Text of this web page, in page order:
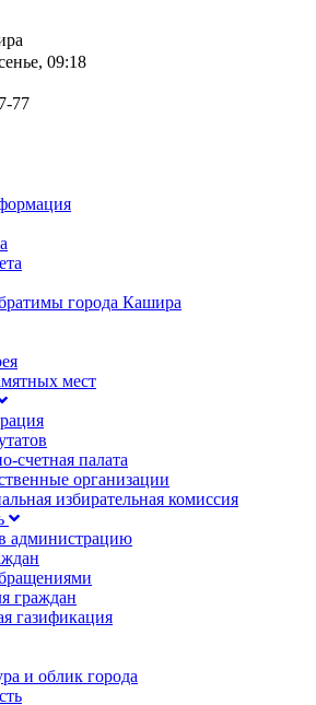
09:18
77
города Кашира
мест
счетная палата
организации
избирательная комиссия
администрацию
граждан
газификация
и облик города